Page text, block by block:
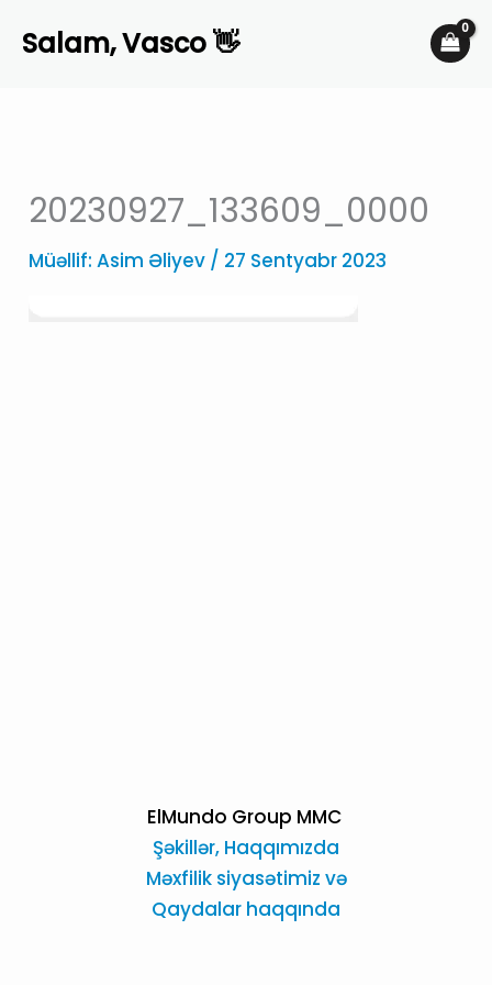
Salam, Vasco 👋
20230927_133609_0000
Müəllif:Asim Əliyev / 27 Sentyabr 2023
ElMundo Group MMC
Şəkillər, Haqqımızda
Məxfilik siyasətimiz və
Qaydalar haqqında